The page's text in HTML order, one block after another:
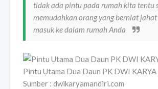
tidak ada pintu pada rumah kita tentu
memudahkan orang yang berniat
masuk ke dalam rumah Anda
Pintu Utama Dua Daun PK DWI
Sumber : dwikaryamandiri.com